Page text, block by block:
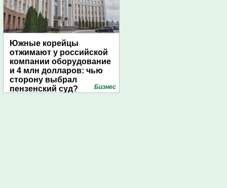
Южные корейцы
отжимают у российской
компании оборудование
и 4 млн долларов: чью
сторону выбрал
пензенский суд?
Бизнес